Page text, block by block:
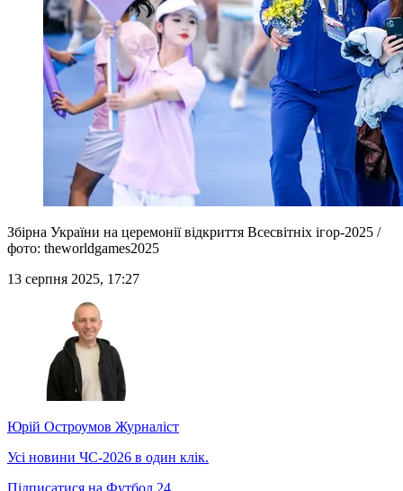
Збірна України на церемонії відкриття Всесвітніх ігор-2025 /
фото: theworldgames2025
13 серпня 2025, 17:27
Юрій Остроумов Журналіст
Усі новини ЧС-2026 в один клік.